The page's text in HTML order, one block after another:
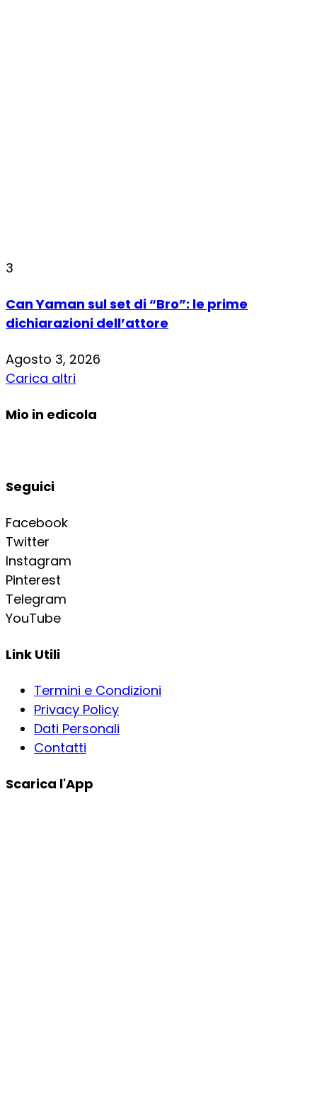
3
Can Yaman sul set di “Bro”: le prime
dichiarazioni dell’attore
Agosto 3, 2026
Carica altri
Mio in edicola
Seguici
Facebook
Twitter
Instagram
Pinterest
Telegram
YouTube
Link Utili
Termini e Condizioni
Privacy Policy
Dati Personali
Contatti
Scarica l'App